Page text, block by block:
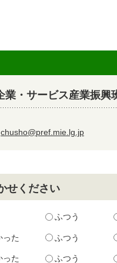
・サービス産業振興
chusho@pref.mie.lg.jp
せください
ふつう
った ふつう
った ふつう